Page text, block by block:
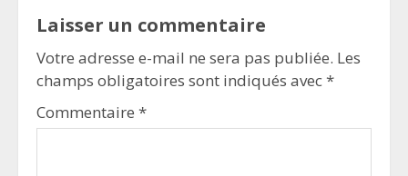
Laisser un commentaire
Votre adresse e-mail ne sera pas publiée. Les
champs obligatoires sont indiqués avec*
Commentaire *